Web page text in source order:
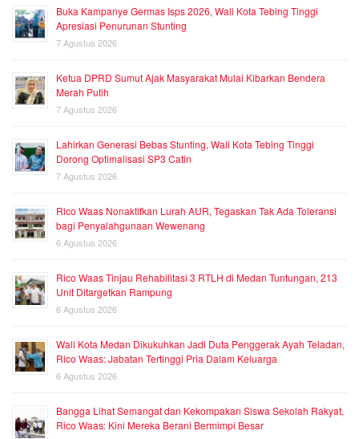
Buka Kampanye Germas Isps 2026, Wali Kota Tebing Tinggi
Apresiasi Penurunan Stunting
7 Agustus 2026
Ketua DPRD Sumut Ajak Masyarakat Mulai Kibarkan Bendera
Merah Putih
7 Agustus 2026
Lahirkan Generasi Bebas Stunting, Wali Kota Tebing Tinggi
Dorong Optimalisasi SP3 Catin
7 Agustus 2026
Rico Waas Nonaktifkan Lurah AUR, Tegaskan Tak Ada Toleransi
bagi Penyalahgunaan Wewenang
6 Agustus 2026
Rico Waas Tinjau Rehabilitasi 3 RTLH di Medan Tuntungan, 213
Unit Ditargetkan Rampung
6 Agustus 2026
Wali Kota Medan Dikukuhkan Jadi Duta Penggerak Ayah Teladan,
Rico Waas: Jabatan Tertinggi Pria Dalam Keluarga
6 Agustus 2026
Bangga Lihat Semangat dan Kekompakan Siswa Sekolah Rakyat,
Rico Waas: Kini Mereka Berani Bermimpi Besar